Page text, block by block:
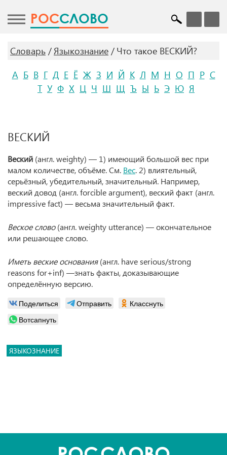
POCСЛОВО
Словарь Языкознание
Что такое ВЕСКИЙ?
А Б В Г Д Е Ё Ж З И Й К Л М Н О П Р С
Т У Ф Х Ц Ч Ш Щ Ъ Ы Ь Э Ю Я
ВЕСКИЙ
Веский (англ. weighty) — 1) имеющий большой вес при
малом количестве, объёме. См. Вес. 2) влиятельный,
серьёзный, убедительный, значительный. Например,
веский довод (англ. forcible argument), веский факт (англ.
impressive fact) — весьма значительный факт.
Веское слово(англ. weighty utterance) — окончательное
или решающее слово.
Иметь веские основания(англ. have serious/strong
reasons for+inf) —знать факты, доказывающие
определённую версию.
Поделиться Отправить
Класснуть
Вотсапнуть
ЯЗЫКОЗНАНИЕ